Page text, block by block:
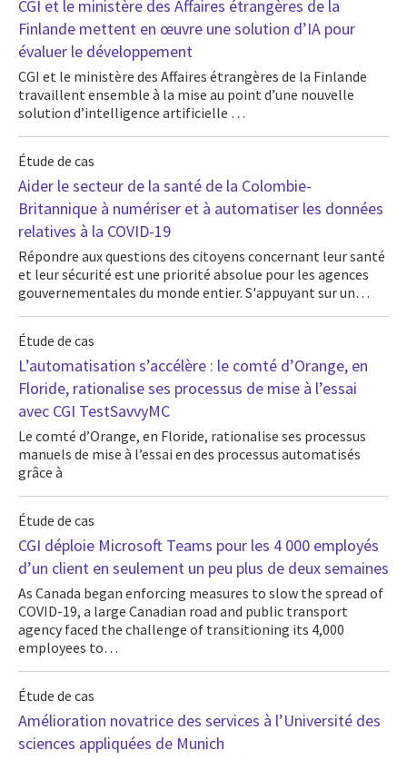
CGI et le ministère des Affaires étrangères de la
Finlande mettent en œuvre une solution d’IA pour
évaluer le développement
CGI et le ministère des Affaires étrangères de la Finlande
travaillent ensemble à la mise au point d’une nouvelle
solution d’intelligence artificielle …
Étude de cas
Aider le secteur de la santé de la Colombie-
Britannique à numériser et à automatiser les données
relatives à la COVID-19
Répondre aux questions des citoyens concernant leur santé
et leur sécurité est une priorité absolue pour les agences
gouvernementales du monde entier. S'appuyant sur un…
Étude de cas
L’automatisation s’accélère : le comté d’Orange, en
Floride, rationalise ses processus de mise à l’essai
avec CGI TestSavvyMC
Le comté d’Orange, en Floride, rationalise ses processus
manuels de mise à l’essai en des processus automatisés
grâce à
Étude de cas
CGI déploie Microsoft Teams pour les 4 000 employés
d’un client en seulement un peu plus de deux semaines
As Canada began enforcing measures to slow the spread of
COVID-19, a large Canadian road and public transport
agency faced the challenge of transitioning its 4,000
employees to…
Étude de cas
Amélioration novatrice des services à l’Université des
sciences appliquées de Munich